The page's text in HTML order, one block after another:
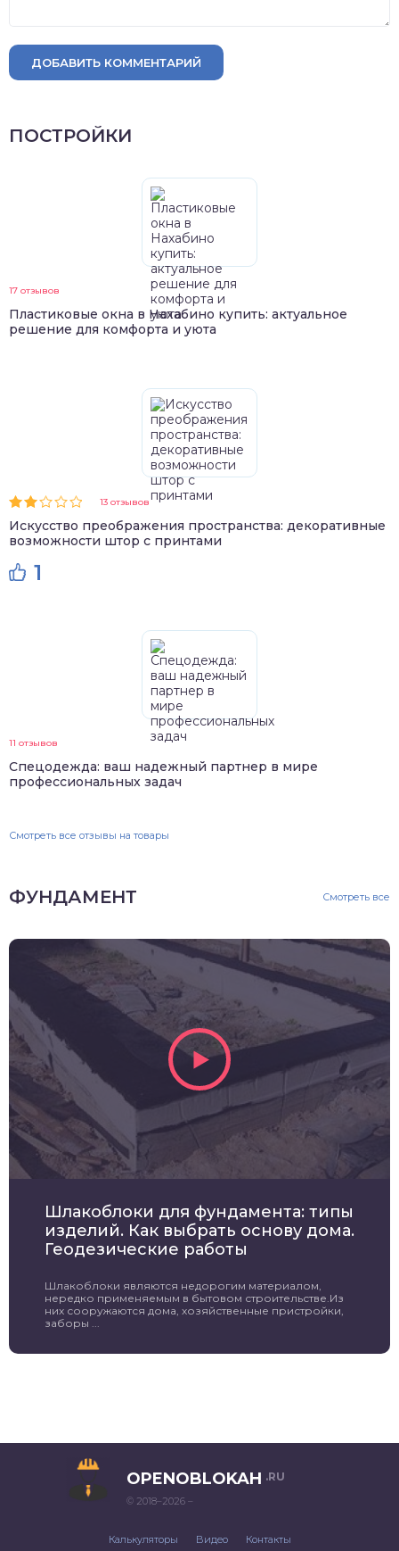
ДОБАВИТЬ КОММЕНТАРИЙ
ПОСТРОЙКИ
17 отзывов
Пластиковые окна в Нахабино купить: актуальное
решение для комфорта и уюта
13 отзывов
Искусство преображения пространства: декоративные
возможности штор с принтами
1
11 отзывов
Спецодежда: ваш надежный партнер в мире
профессиональных задач
Смотреть все отзывы на товары
ФУНДАМЕНТ Смотреть все
Шлакоблоки для фундамента: типы
изделий. Как выбрать основу дома.
Геодезические работы
Шлакоблоки являются недорогим материалом,
нередко применяемым в бытовом строительстве.Из
них сооружаются дома, хозяйственные пристройки,
заборы ...
OPENOBLOKAH .RU
© 2018–2026 –
Калькуляторы Видео Контакты